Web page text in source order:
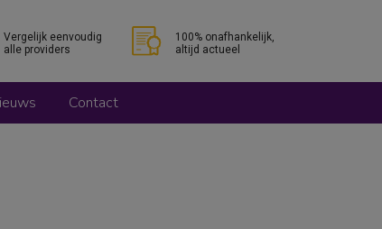
Vergelijk eenvoudig
alle providers
100% onafhankelijk,
altijd actueel
Contact